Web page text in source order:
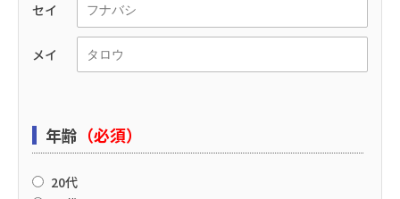
セイ
メイ
年齢 （必須）
20代